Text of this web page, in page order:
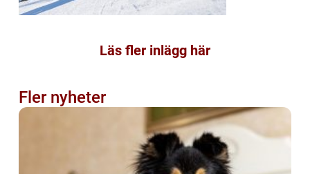
Läs fler inlägg här
Fler nyheter